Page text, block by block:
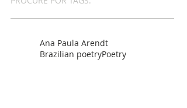
Ana Paula Arendt
Brazilian poetryPoetry